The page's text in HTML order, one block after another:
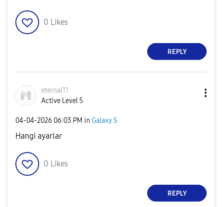
0 Likes
REPLY
eternal11
Active Level 5
‎04-04-2026 06:03 PM in Galaxy S
Hangi ayarlar
0 Likes
REPLY